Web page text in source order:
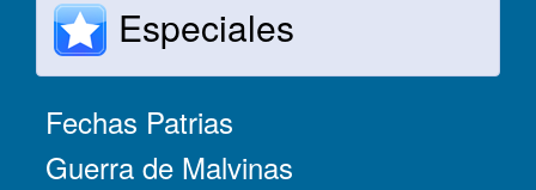
Especiales
Fechas Patrias
Guerra de Malvinas